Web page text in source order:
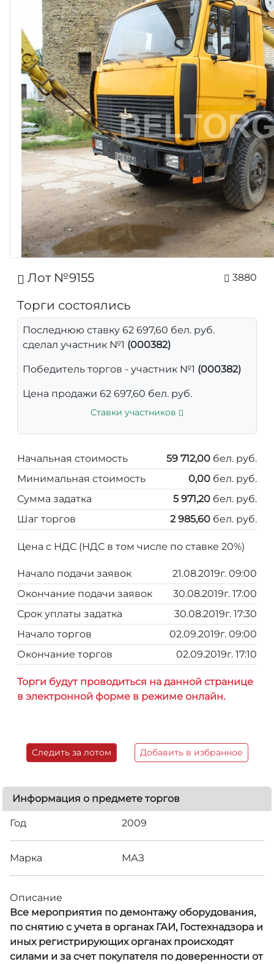
Лот №9155 3880
Торги состоялись
Последнюю ставку 62 697,60 бел. руб.
сделал участник №1 (000382)
Победитель торгов - участник №1 (000382)
Цена продажи 62 697,60 бел. руб.
Ставки участников
Начальная стоимость 59 712,00 бел. руб.
Минимальная стоимость
0,00 бел. руб.
Сумма задатка
5 971,20 бел. руб.
Шаг торгов
2 985,60 бел. руб.
Цена с НДС (НДС в том числе по ставке 20%)
Начало подачи заявок
21.08.2019г. 09:00
Окончание подачи заявок
30.08.2019г. 17:00
Срок уплаты задатка
30.08.2019г. 17:30
Начало торгов
02.09.2019г. 09:00
Окончание торгов
02.09.2019г. 17:10
Торги будут проводиться на данной странице
в электронной форме в режиме онлайн.
Следить за лотом Добавить в избранное
Информация о предмете торгов
Год 2009
Марка МАЗ
Описание
Все мероприятия по демонтажу оборудования,
по снятию с учета в органах ГАИ, Гостехнадзора и
иных регистрирующих органах происходят
силами и за счет покупателя по доверенности от